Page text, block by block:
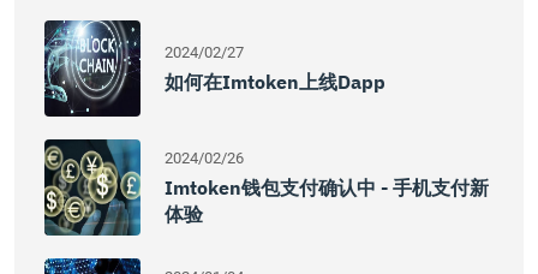
2024/02/27
如何在imtoken上线dapp
2024/02/26
Imtoken钱包支付确认中 - 手机支付新
体验